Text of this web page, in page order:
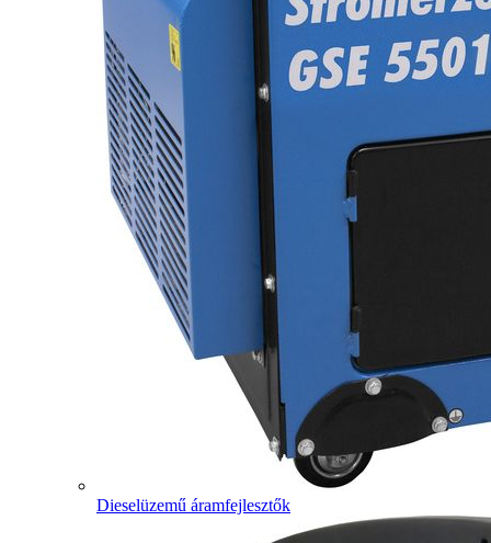
Dieselüzemű áramfejlesztők